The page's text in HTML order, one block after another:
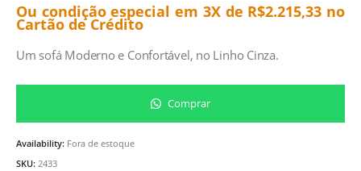
Ou condição especial em 3X de R$2.215,33 no
Cartão de Crédito
Um sofá Moderno e Confortável, no Linho Cinza.
Comprar
Availability: Fora de estoque
SKU: 2433